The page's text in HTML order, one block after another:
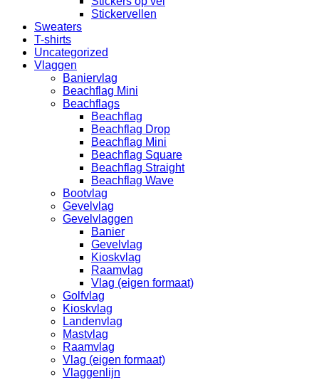
Stickervellen
Sweaters
T-shirts
Uncategorized
Vlaggen
Baniervlag
Beachflag Mini
Beachflags
Beachflag
Beachflag Drop
Beachflag Mini
Beachflag Square
Beachflag Straight
Beachflag Wave
Bootvlag
Gevelvlag
Gevelvlaggen
Banier
Gevelvlag
Kioskvlag
Raamvlag
Vlag (eigen formaat)
Golfvlag
Kioskvlag
Landenvlag
Mastvlag
Raamvlag
Vlag (eigen formaat)
Vlaggenlijn